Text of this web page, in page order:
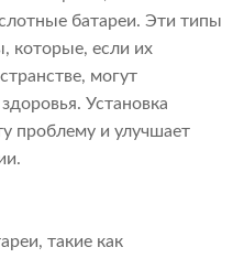
батареи. Эти типы
которые, если их
могут
Установка
проблему и улучшает
такие как